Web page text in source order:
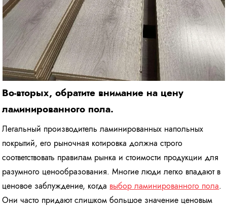
Во-вторых, обратите внимание на цену
ламинированного пола.
Легальный производитель ламинированных напольных
покрытий, его рыночная котировка должна строго
соответствовать правилам рынка и стоимости продукции для
разумного ценообразования. Многие люди легко впадают в
ценовое заблуждение, когда выбор ламинированного пола.
Они часто придают слишком большое значение ценовым